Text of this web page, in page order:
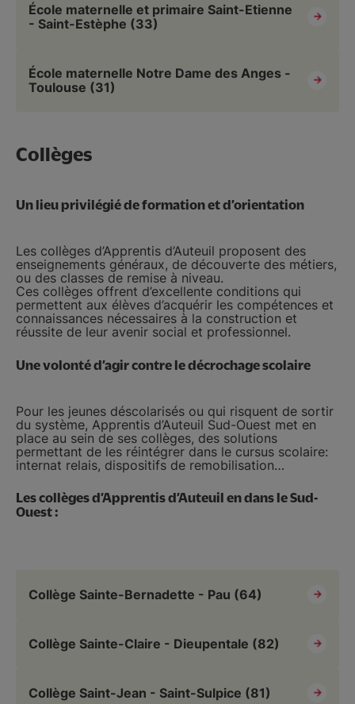
École maternelle et primaire Saint-Etienne
- Saint-Estèphe (33)
École maternelle Notre Dame des Anges -
Toulouse (31)
Collèges
Un lieu privilégié de formation et d’orientation
Les collèges d’Apprentis d’Auteuil proposent des
enseignements généraux, de découverte des métiers,
ou des classes de remise à niveau.
Ces collèges offrent d’excellente conditions qui
permettent aux élèves d’acquérir les compétences et
connaissances nécessaires à la construction et
réussite de leur avenir social et professionnel.
Une volonté d’agir contre le décrochage scolaire
Pour les jeunes déscolarisés ou qui risquent de sortir
du système, Apprentis d’Auteuil Sud-Ouest met en
place au sein de ses collèges, des solutions
permettant de les réintégrer dans le cursus scolaire:
internat relais, dispositifs de remobilisation…
Les collèges d’Apprentis d’Auteuil en dans le Sud-
Ouest :
Collège Sainte-Bernadette - Pau (64)
Collège Sainte-Claire - Dieupentale (82)
Collège Saint-Jean - Saint-Sulpice (81)